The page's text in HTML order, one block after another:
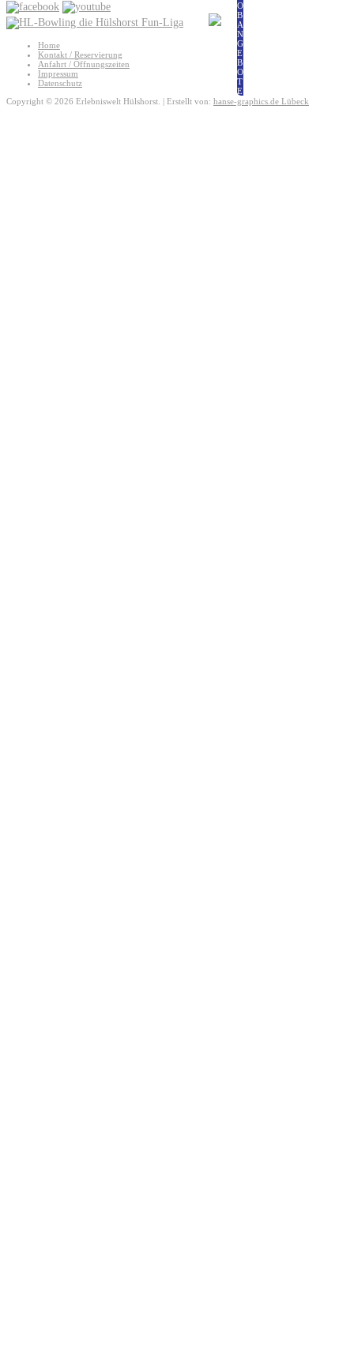
O
B
A
N
G
E
B
O
T
E
Home
Kontakt / Reservierung
Anfahrt / Öffnungszeiten
Impressum
Datenschutz
Copyright © 2026 Erlebniswelt Hülshorst. | Erstellt von: hanse-graphics.de Lübeck